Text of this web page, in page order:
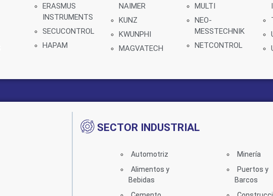
ERASMUS
INSTRUMENTS
SECUCONTROL
HAPAM
NAIMER
KUNZ
KWUNPHI
MAGVATECH
MULTI
NEO-
MESSTECHNIK
NETCONTROL
SECTOR INDUSTRIAL
Automotriz
Alimentos y
Bebidas
Minería
Puertos y
Barcos